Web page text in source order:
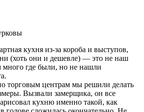
кухня из-за короба и выступов,
(хоть они и дешевле) — это не наш
где были, но не нашли
торговым центрам мы решили делать
Вызвали замерщика, он все
кухню именно такой, как